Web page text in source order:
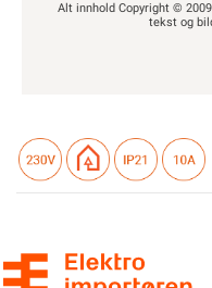
Alt innhold Copyright ©
tekst og